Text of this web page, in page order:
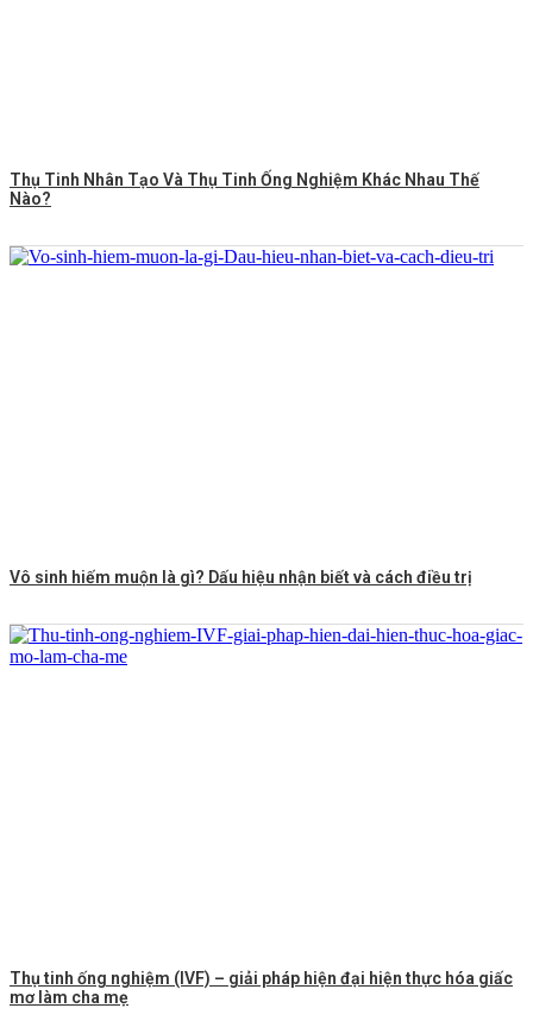
Thụ Tinh Nhân Tạo Và Thụ Tinh Ống Nghiệm Khác Nhau Thế
Nào?
Vô sinh hiếm muộn là gì? Dấu hiệu nhận biết và cách điều trị
Thụ tinh ống nghiệm (IVF) – giải pháp hiện đại hiện thực hóa giấc
mơ làm cha mẹ